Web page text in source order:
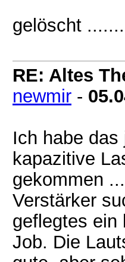
gelöscht
RE: Altes
newmir -
Ich habe
kapazitive
gekommen
Verstärker
geflegtes ein
Job. Die